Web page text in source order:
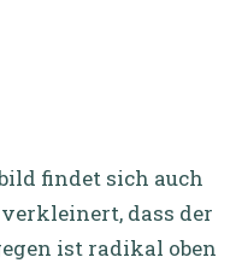
findet sich auch
dass der
ist radikal oben